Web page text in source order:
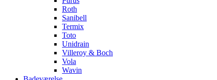
Roth
Sanibell
Termix
Toto
Unidrain
Villeroy & Boch
Vola
Wavin